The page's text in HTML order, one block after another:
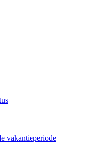
vakantieperiode